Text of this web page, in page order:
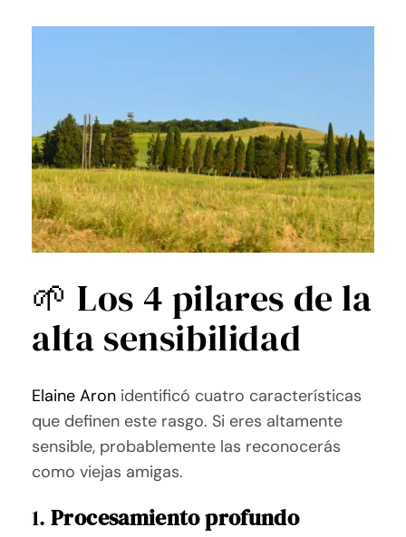
🌱 Los 4 pilares de la
alta sensibilidad
Elaine Aron identificó cuatro características
que definen este rasgo. Si eres altamente
sensible, probablemente las reconocerás
como viejas amigas.
1.Procesamiento profundo